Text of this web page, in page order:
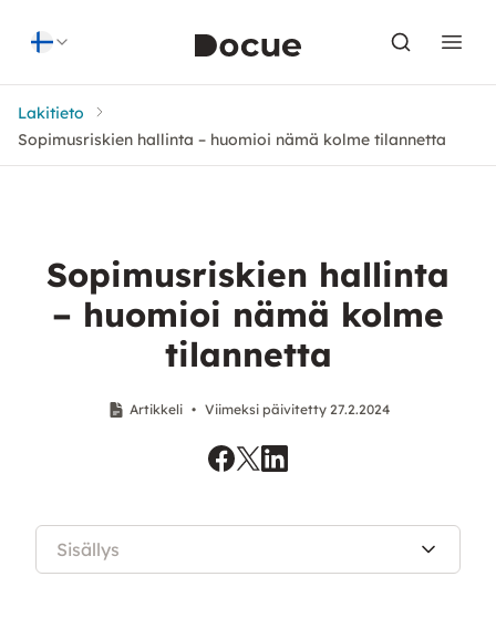
Lakitieto
Sopimusriskien hallinta – huomioi nämä kolme tilannetta
Sopimusriskien hallinta
– huomioi nämä kolme
tilannetta
Artikkeli • Viimeksi päivitetty 27.2.2024
Sisällys